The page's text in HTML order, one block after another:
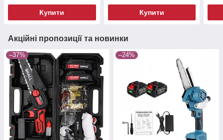
мережева
Купити Купити
Акційні пропозиції та новинки
–37% –24%